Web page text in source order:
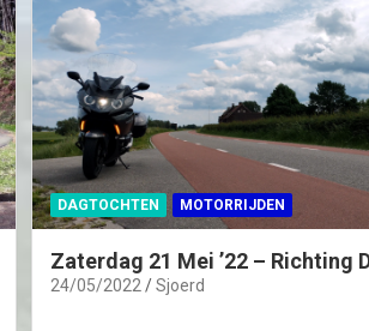
DAGTOCHTEN MOTORRIJDEN
Zaterdag 21 Mei ’22 – Richting
24/05/2022 Sjoerd